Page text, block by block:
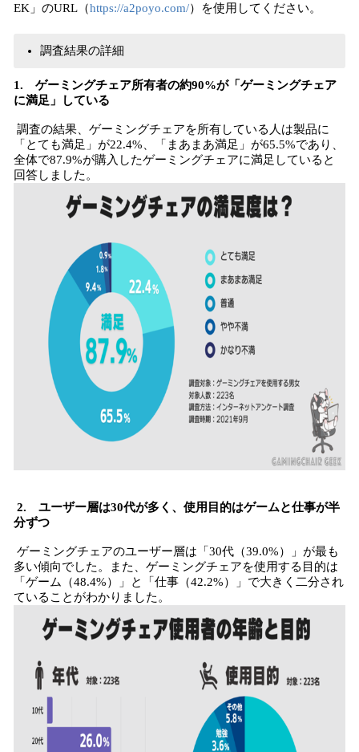
EK」のURL（https://a2poyo.com/）を使用してください。
調査結果の詳細
1. ゲーミングチェア所有者の約90%が「ゲーミングチェア
に満足」している
調査の結果、ゲーミングチェアを所有している人は製品に
「とても満足」が22.4%、「まあまあ満足」が65.5%であり、
全体で87.9%が購入したゲーミングチェアに満足していると
回答しました。
2. ユーザー層は30代が多く、使用目的はゲームと仕事が半
分ずつ
ゲーミングチェアのユーザー層は「30代（39.0%）」が最も
多い傾向でした。また、ゲーミングチェアを使用する目的は
「ゲーム（48.4%）」と「仕事（42.2%）」で大きく二分され
ていることがわかりました。